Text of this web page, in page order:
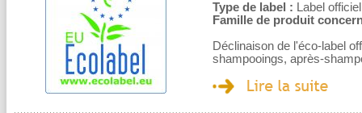
Type de label : Label officiel
Famille de produit
Déclinaison de l'éco-label
shampooings, après-